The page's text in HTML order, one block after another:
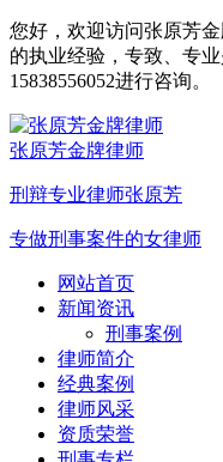
您好，欢迎访问张原芳
的执业经验，专致、专
15838556052进行咨询。
张原芳金牌律师
刑辩专业律师张原芳
专做刑事案件的女律师
网站首页
新闻资讯
刑事案例
律师简介
经典案例
律师风采
资质荣誉